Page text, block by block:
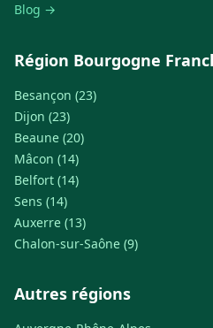
Blog →
Région Bourgogne
Besançon (23)
Dijon (23)
Beaune (20)
Mâcon (14)
Belfort (14)
Sens (14)
Auxerre (13)
Chalon-sur-Saône (9)
Autres régions